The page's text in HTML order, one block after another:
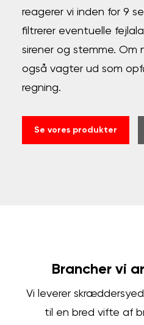
reagerer vi inden for 9
filtrerer eventuelle
sirener og stemme. Om
også vagter ud som
regning.
Se vores produkter
Brancher vi
Vi leverer
til en bred vifte af